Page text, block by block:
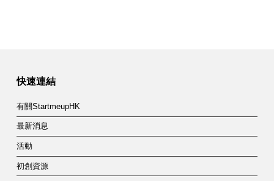
快速連結
有關StartmeupHK
最新消息
活動
初創資源